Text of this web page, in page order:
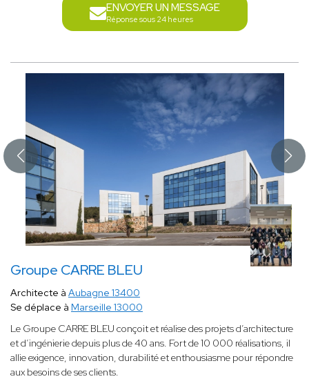
ENVOYER UN MESSAGE
Réponse sous 24 heures
Groupe CARRE BLEU
Architecte à Aubagne 13400
Se déplace à Marseille 13000
Le Groupe CARRE BLEU conçoit et réalise des projets d’architecture
et d’ingénierie depuis plus de 40 ans. Fort de 10 000 réalisations, il
allie exigence, innovation, durabilité et enthousiasme pour répondre
aux besoins de ses clients.